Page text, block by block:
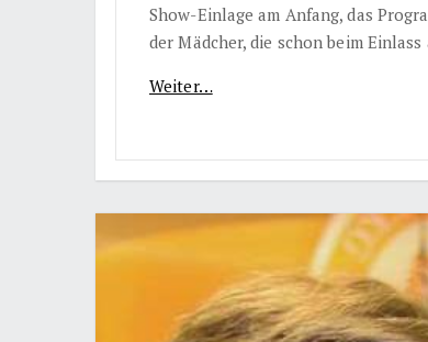
Show-Einlage am Anfang, das
der Mädcher, die schon beim
Weiter…